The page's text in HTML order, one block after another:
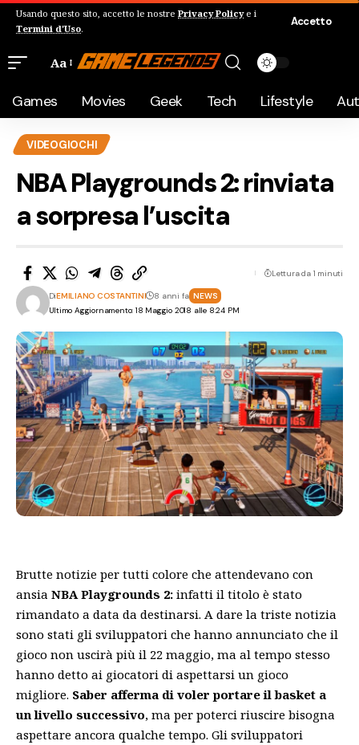
Usando questo sito, accetto le nostre Privacy Policye i
Termini d'Uso.
Accetto
Aa
Games Movies Geek Tech Lifestyle
VIDEOGIOCHI
NBA Playgrounds 2: rinviata
a sorpresa l’uscita
Ultimo Aggiornamento: 18 Maggio 2018 alle 8:24 PM
DiEMILIANO COSTANTINI 8 anni fa NEWS
Lettura da 1 minuti
Brutte notizie per tutti colore che attendevano con
ansia NBA Playgrounds 2: infatti il titolo è stato
rimandato a data da destinarsi. A dare la triste notizia
sono stati gli sviluppatori che hanno annunciato che il
gioco non uscirà più il 22 maggio, ma al tempo stesso
hanno detto ai giocatori di aspettarsi un gioco
migliore. Saber afferma di voler portare il basket a
un livello successivo, ma per poterci riuscire bisogna
aspettare ancora qualche tempo. Gli sviluppatori